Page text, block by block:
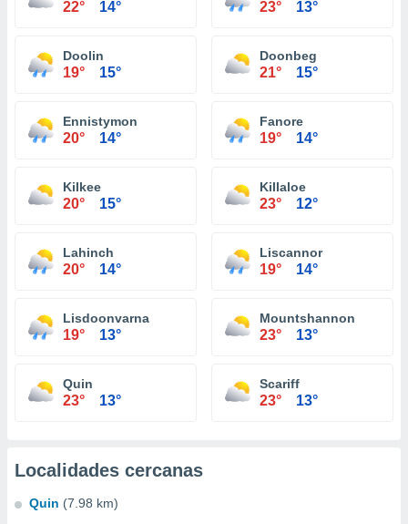
22° 14° 23° 13°
Doolin
19° 15°
Doonbeg
21° 15°
Ennistymon
20° 14°
Fanore
19° 14°
Kilkee
20° 15°
Killaloe
23° 12°
Lahinch
20° 14°
Liscannor
19° 14°
Lisdoonvarna
19° 13°
Mountshannon
23° 13°
Quin
23° 13°
Scariff
23° 13°
Localidades cercanas
Quin (7.98 km)